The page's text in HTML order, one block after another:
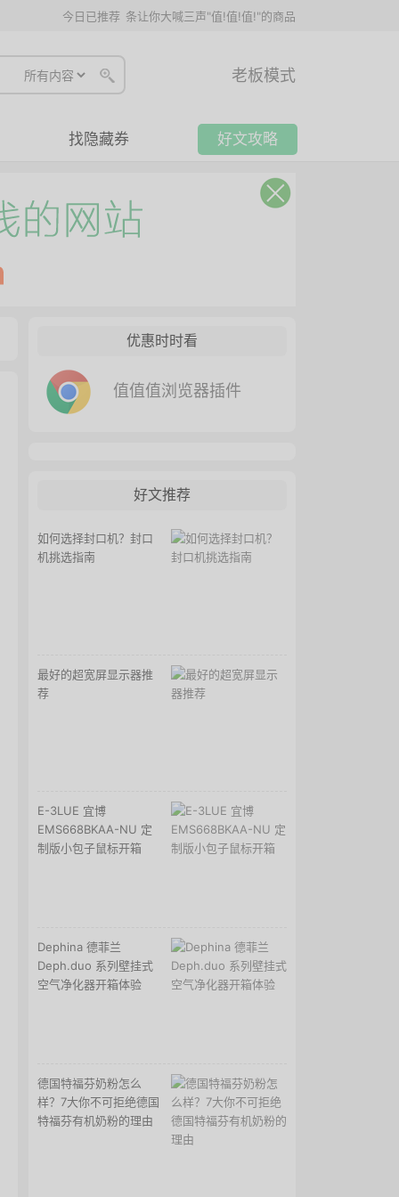
今日已推荐 条让你大喊三声"值!值!值!"的商品
老板模式
找隐藏券 好文攻略
优惠时时看
值值值浏览器插件
好文推荐
如何选择封口机？封口
机挑选指南
最好的超宽屏显示器推
荐
E-3LUE 宜博
EMS668BKAA-NU 定
制版小包子鼠标开箱
Dephina 德菲兰
Deph.duo 系列壁挂式
空气净化器开箱体验
德国特福芬奶粉怎么
样？7大你不可拒绝德国
特福芬有机奶粉的理由